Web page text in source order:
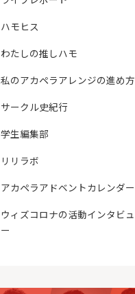
ハモヒス
わたしの推しハモ
私のアカペラアレンジの進め方
サークル史紀行
学生編集部
リリラボ
アカペラアドベントカレンダー
ウィズコロナの活動インタビュ
ー